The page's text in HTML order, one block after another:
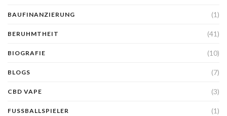
BAUFINANZIERUNG (1)
BERUHMTHEIT (41)
BIOGRAFIE (10)
BLOGS (7)
CBD VAPE (3)
FUSSBALLSPIELER (1)